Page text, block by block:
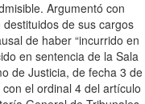
Argumentó con
de sus cargos
de haber “incurrido en
en sentencia de la Sala
de Justicia, de fecha 3 de
el ordinal 4 del artículo